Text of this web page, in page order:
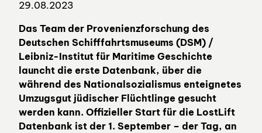
29.08.2023
Das Team der Provenienzforschung des
Deutschen Schifffahrtsmuseums (DSM) /
Leibniz-Institut für Maritime Geschichte
launcht die erste Datenbank, über die
während des Nationalsozialismus enteignetes
Umzugsgut jüdischer Flüchtlinge gesucht
werden kann. Offizieller Start für die LostLift
Datenbank ist der 1. September – der Tag, an